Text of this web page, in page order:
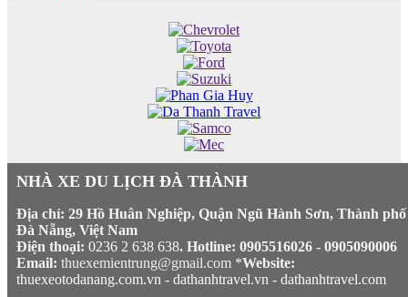
NHÀ XE DU LỊCH ĐÀ THÀNH
Địa chỉ: 29 Hồ Huân Nghiệp, Quận Ngũ Hành Sơn, Thành phố
Đà Nẵng, Việt Nam
Điện thoại: 0236 2 638 638. Hotline: 0905516026 - 0905090006
Email: thuexemientrung@gmail.com *Website:
thuexeotodanang.com.vn - dathanhtravel.vn - dathanhtravel.com